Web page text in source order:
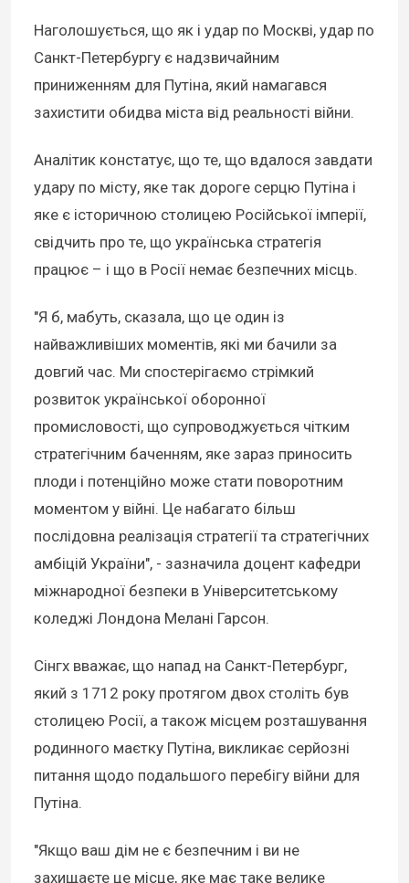
Наголошується, що як і удар по Москві, удар по
Санкт-Петербургу є надзвичайним
приниженням для Путіна, який намагався
захистити обидва міста від реальності війни.
Аналітик констатує, що те, що вдалося завдати
удару по місту, яке так дороге серцю Путіна і
яке є історичною столицею Російської імперії,
свідчить про те, що українська стратегія
працює – і що в Росії немає безпечних місць.
"Я б, мабуть, сказала, що це один із
найважливіших моментів, які ми бачили за
довгий час. Ми спостерігаємо стрімкий
розвиток української оборонної
промисловості, що супроводжується чітким
стратегічним баченням, яке зараз приносить
плоди і потенційно може стати поворотним
моментом у війні. Це набагато більш
послідовна реалізація стратегії та стратегічних
амбіцій України", - зазначила доцент кафедри
міжнародної безпеки в Університетському
коледжі Лондона Мелані Гарсон.
Сінгх вважає, що напад на Санкт-Петербург,
який з 1712 року протягом двох століть був
столицею Росії, а також місцем розташування
родинного маєтку Путіна, викликає серйозні
питання щодо подальшого перебігу війни для
Путіна.
"Якщо ваш дім не є безпечним і ви не
захищаєте це місце, яке має таке велике